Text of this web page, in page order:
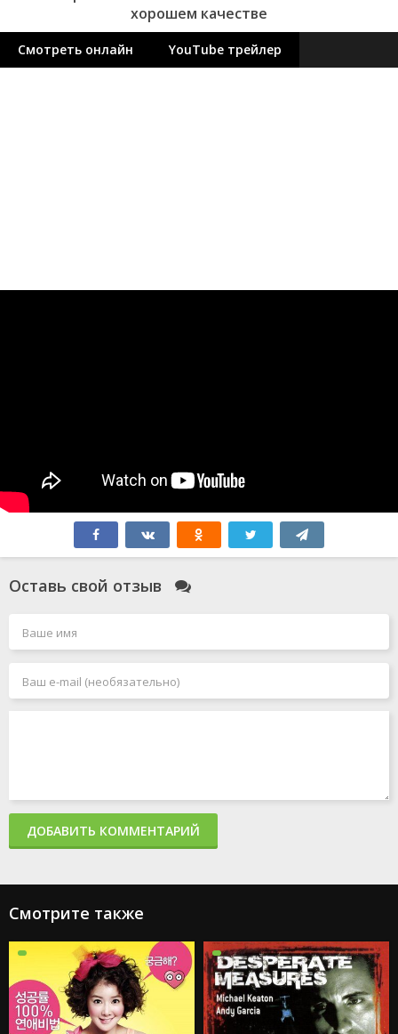
хорошем качестве
Смотреть онлайн YouTube трейлер
Оставь свой отзыв
ДОБАВИТЬ КОММЕНТАРИЙ
Смотрите также